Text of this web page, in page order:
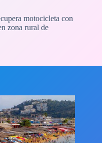
motocicleta con
zona rural de